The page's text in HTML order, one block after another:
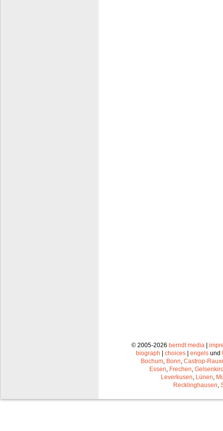
© 2005-2026 berndt media |
biograph | choices | engels und
Bochum Bonn Castrop-
Essen Frechen
Leverkusen Lünen
Recklinghausen